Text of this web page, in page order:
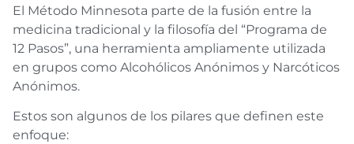
El Método Minnesota parte de la fusión entre la
medicina tradicional y la filosofía del “Programa de
12 Pasos”, una herramienta ampliamente utilizada
en grupos como Alcohólicos Anónimos y Narcóticos
Anónimos.
Estos son algunos de los pilares que definen este
enfoque: